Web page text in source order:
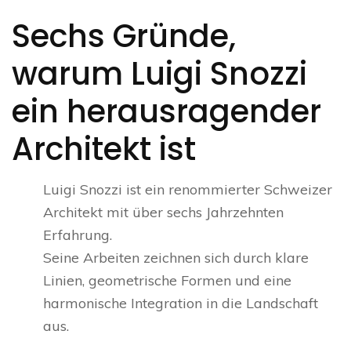
Sechs Gründe,
warum Luigi Snozzi
ein herausragender
Architekt ist
Luigi Snozzi ist ein renommierter Schweizer
Architekt mit über sechs Jahrzehnten
Erfahrung.
Seine Arbeiten zeichnen sich durch klare
Linien, geometrische Formen und eine
harmonische Integration in die Landschaft
aus.